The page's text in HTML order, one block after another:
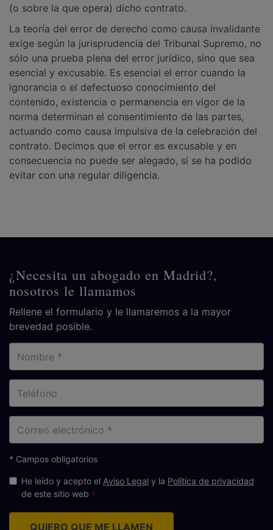
(o sobre la que opera) dicho contrato.
La teoría del error de derecho como causa invalidante
exige según la jurisprudencia del Tribunal Supremo, no
sólo una prueba plena del error jurídico, sino que sea
esencial y excusable. Es esencial el error cuando la
ignorancia o el defectuoso conocimiento del
contenido, existencia o permanencia en vigor de la
norma determinan el consentimiento de las partes,
actuando como causa impulsiva de la celebración del
contrato. Decimos que el error es excusable y en
consecuencia no puede ser alegado, si se ha podido
evitar con una regular diligencia.
¿Necesita un abogado en Madrid?,
nosotros le llamamos
Rellene el formulario y le llamaremos a la mayor
brevedad posible.
electrónico
* Campos obligatorios
He leído y acepto el Aviso Legal y la Política de privacidad
de este sitio web
QUIERO QUE ME LLAMEN